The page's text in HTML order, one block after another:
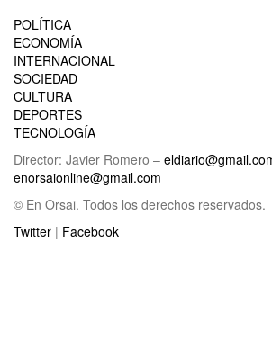
POLÍTICA
ECONOMÍA
INTERNACIONAL
SOCIEDAD
CULTURA
DEPORTES
TECNOLOGÍA
Director: Javier Romero –
enorsaionline@gmail.com
© En Orsai. Todos los derechos reservados.
Twitter | Facebook